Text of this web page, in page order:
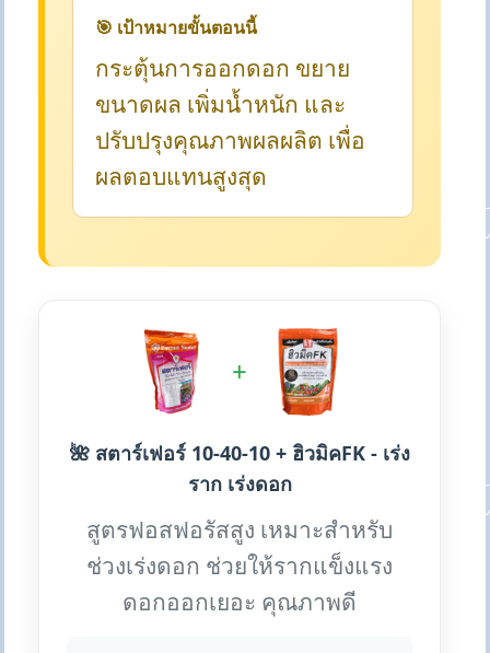
🎯 เป้าหมายขั้นตอนนี้
กระตุ้นการออกดอก ขยาย
ขนาดผล เพิ่มน้ำหนัก และ
ปรับปรุงคุณภาพผลผลิต เพื่อ
ผลตอบแทนสูงสุด
+
🌺 สตาร์เฟอร์ 10-40-10 + ฮิวมิคFK - เร่ง
ราก เร่งดอก
สูตรฟอสฟอรัสสูง เหมาะสำหรับ
ช่วงเร่งดอก ช่วยให้รากแข็งแรง
ดอกออกเยอะ คุณภาพดี